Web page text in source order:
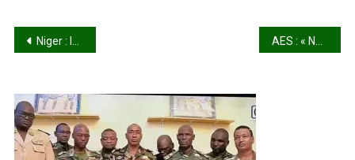
Navigation
l’article
Niger : le gouvernement fait de la souveraineté alimentaire une priorité stratégique